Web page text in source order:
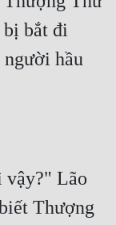
bị bắt đi
người hầu
vậy?" Lão
Thượng